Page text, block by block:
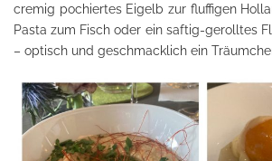
cremig pochiertes Eigelb zur fluffigen
Pasta zum Fisch oder ein saftig-gerolltes
– optisch und geschmacklich ein